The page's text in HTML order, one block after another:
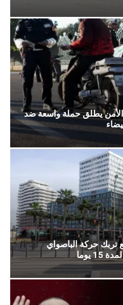
الأمن يطلق حملة واسعة ضد
تربك حركة الباصواي
يوما